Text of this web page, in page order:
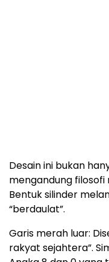
Desain ini bukan
mengandung filosofi
Bentuk silinder
“berdaulat”.
Garis merah luar:
rakyat sejahtera”.